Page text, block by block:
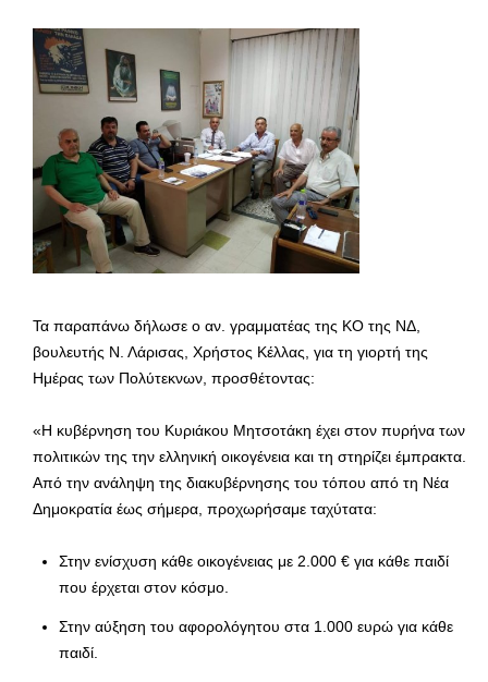
Τα παραπάνω δήλωσε ο αν. γραμματέας της ΚΟ της ΝΔ,
βουλευτής Ν. Λάρισας, Χρήστος Κέλλας, για τη γιορτή της
Ημέρας των Πολύτεκνων, προσθέτοντας:
«Η κυβέρνηση του Κυριάκου Μητσοτάκη έχει στον πυρήνα των
πολιτικών της την ελληνική οικογένεια και τη στηρίζει έμπρακτα.
Από την ανάληψη της διακυβέρνησης του τόπου από τη Νέα
Δημοκρατία έως σήμερα, προχωρήσαμε ταχύτατα:
Στην ενίσχυση κάθε οικογένειας με 2.000 € για κάθε παιδί
που έρχεται στον κόσμο.
Στην αύξηση του αφορολόγητου στα 1.000 ευρώ για κάθε
παιδί.